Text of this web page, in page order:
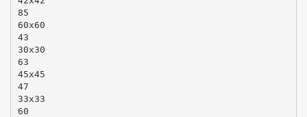
85
60x60
43
30x30
63
45x45
47
33x33
60